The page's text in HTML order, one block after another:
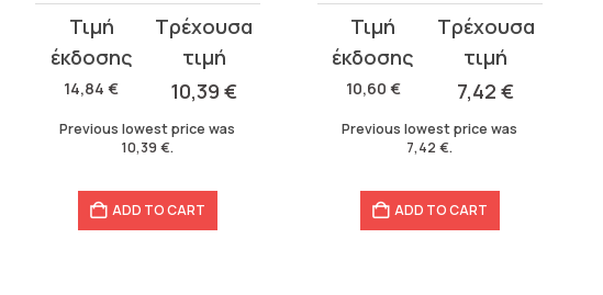
14,84€
Original
price
was:
14,84 €.
10,39€
Current
price
10,39 €.
Previous lowest price was
10,39€.
ADD TO CART
10,60 €
Original
price
was:
10,60 €.
7,42€
Current
price
7,42 €.
Previous lowest price was
7,42€.
ADD TO CART